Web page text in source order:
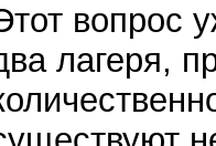
вопрос
лагеря,